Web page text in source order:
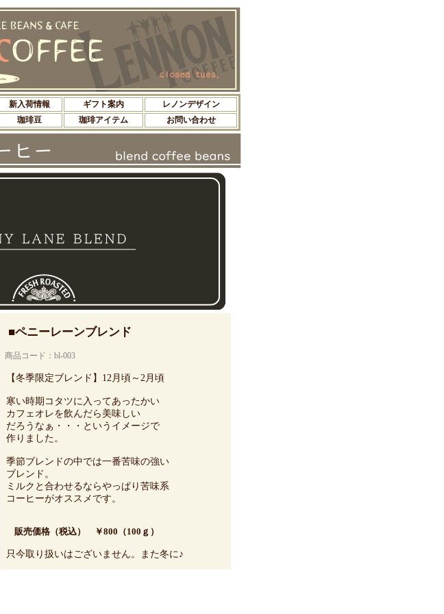
新入荷情報 ギフト案内
レノンデザイン
珈琲豆 珈琲アイテム お問い合わせ
■ペニーレーンブレンド
商品コード：bl-003
【冬季限定ブレンド】12月頃～2月頃
寒い時期コタツに入ってあったかい
カフェオレを飲んだら美味しい
だろうなぁ・・・というイメージで
作りました。
季節ブレンドの中では一番苦味の強い
ブレンド。
ミルクと合わせるならやっぱり苦味系
コーヒーがオススメです。
販売価格（税込） ￥800（100ｇ）
只今取り扱いはございません。また冬に♪